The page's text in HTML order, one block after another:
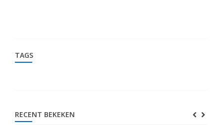
TAGS
RECENT BEKEKEN